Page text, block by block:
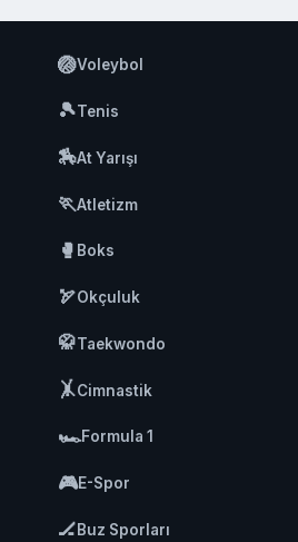
🏐Voleybol
🎾Tenis
🏇At Yarışı
🏃Atletizm
🥊 Boks
🏹Okçuluk
🥋Taekwondo
🤸Cimnastik
🏎️Formula 1
🎮E-Spor
🏒Buz Sporları